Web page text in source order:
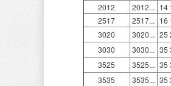
2012
2012... 14
2517
2517... 16
3020
3020... 25
3030
3030... 35
3525
3525... 35
3535
3535... 35